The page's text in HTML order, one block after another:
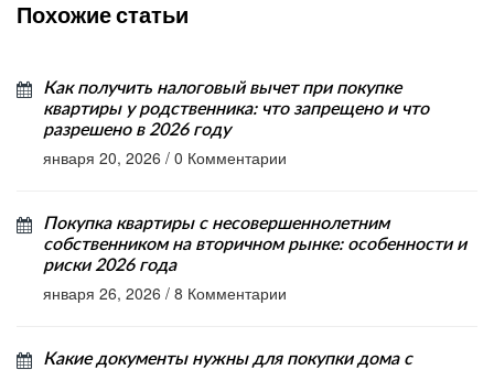
Похожие статьи
Как получить налоговый вычет при покупке
квартиры у родственника: что запрещено и что
разрешено в 2026 году
января 20, 2026 / 0 Комментарии
Покупка квартиры с несовершеннолетним
собственником на вторичном рынке: особенности и
риски 2026 года
января 26, 2026 / 8 Комментарии
Какие документы нужны для покупки дома с